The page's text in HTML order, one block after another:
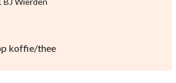
koffie/thee